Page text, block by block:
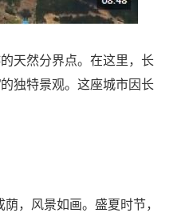
天然分界点。在这里，长
独特景观。这座城市因长
，风景如画。盛夏时节，